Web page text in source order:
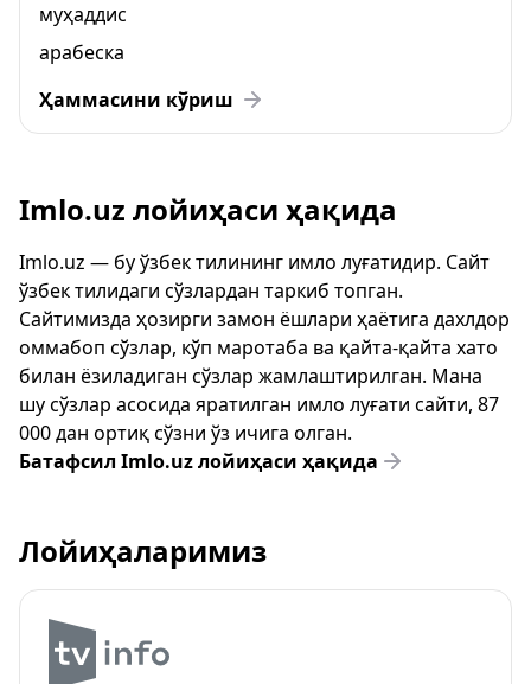
муҳаддис
арабеска
Ҳаммасини кўриш
Imlo.uz лойиҳаси ҳақида
Imlo.uz — бу ўзбек тилининг имло луғатидир. Сайт
ўзбек тилидаги сўзлардан таркиб топган.
Сайтимизда ҳозирги замон ёшлари ҳаётига дахлдор
оммабоп сўзлар, кўп маротаба ва қайта-қайта хато
билан ёзиладиган сўзлар жамлаштирилган. Мана
шу сўзлар асосида яратилган имло луғати сайти, 87
000 дан ортиқ сўзни ўз ичига олган.
Батафсил Imlo.uz лойиҳаси ҳақида
Лойиҳаларимиз